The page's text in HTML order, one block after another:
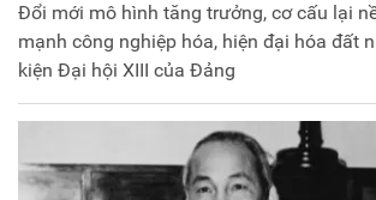
Đổi mới mô hình tăng trưởng, cơ cấu lại
mạnh công nghiệp hóa, hiện đại hóa đất
kiện Đại hội XIII của Đảng